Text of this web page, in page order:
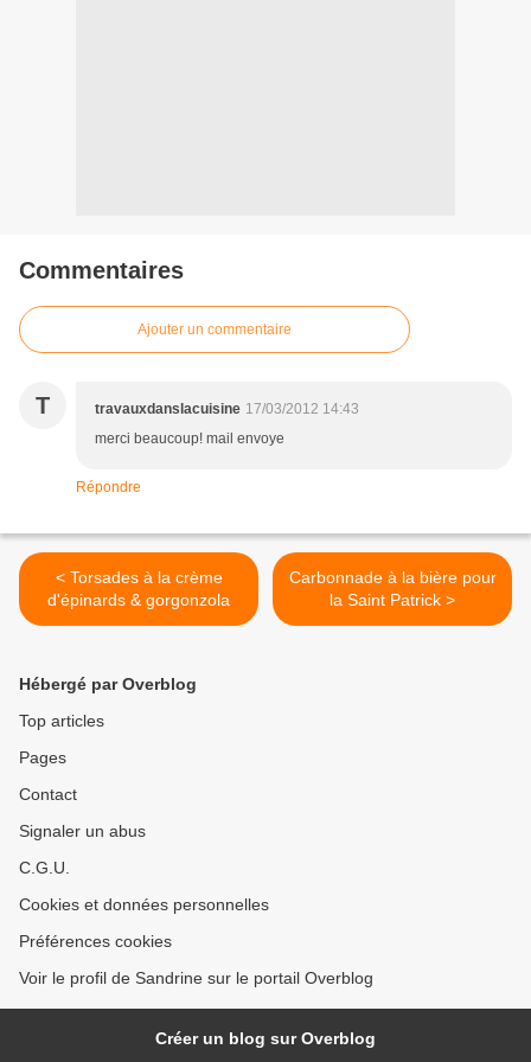
Commentaires
Ajouter un commentaire
T travauxdanslacuisine 17/03/2012 14:43
merci beaucoup! mail envoye
Répondre
< Torsades à la crème
d'épinards & gorgonzola
Carbonnade à la bière pour
la Saint Patrick >
Hébergé par Overblog
Top articles
Pages
Contact
Signaler un abus
C.G.U.
Cookies et données personnelles
Préférences cookies
Voir le profil de Sandrine sur le portail Overblog
Créer un blog sur Overblog